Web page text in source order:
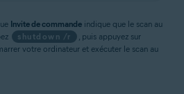
Invite de commande indique que le scan au
shutdown /r
, puis appuyez sur
votre ordinateur et exécuter le scan au